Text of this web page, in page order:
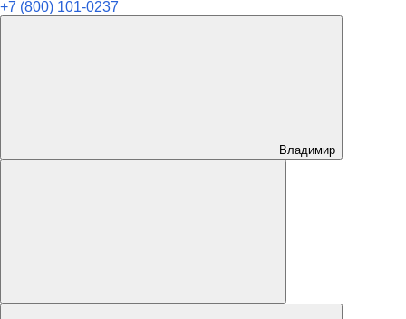
+7 (800) 101-0237
Владимир